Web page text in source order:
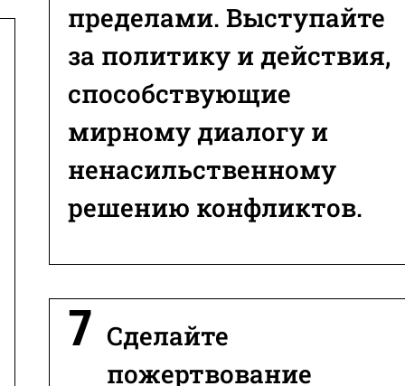
пределами. Выступайте
за политику и действия,
способствующие
мирному диалогу и
ненасильственному
решению конфликтов.
Сделайте
пожертвование